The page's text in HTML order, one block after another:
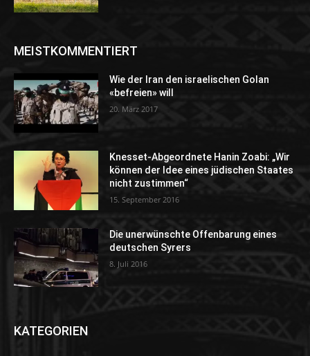
MEISTKOMMENTIERT
Wie der Iran den israelischen Golan
«befreien» will
20. März 2017
Knesset-Abgeordnete Hanin Zoabi: „Wir
können der Idee eines jüdischen Staates
nicht zustimmen“
15. September 2016
Die unerwünschte Offenbarung eines
deutschen Syrers
8. Juli 2016
KATEGORIEN